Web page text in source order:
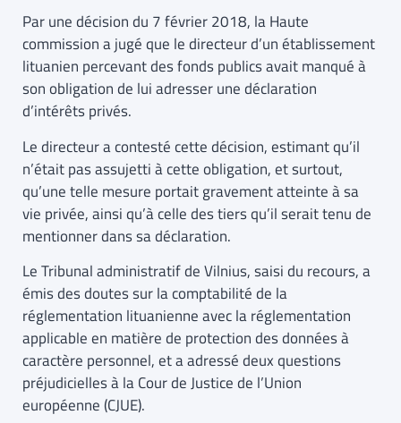
Par une décision du 7 février 2018, la Haute
commission a jugé que le directeur d’un établissement
lituanien percevant des fonds publics avait manqué à
son obligation de lui adresser une déclaration
d’intérêts privés.
Le directeur a contesté cette décision, estimant qu’il
n’était pas assujetti à cette obligation, et surtout,
qu’une telle mesure portait gravement atteinte à sa
vie privée, ainsi qu’à celle des tiers qu’il serait tenu de
mentionner dans sa déclaration.
Le Tribunal administratif de Vilnius, saisi du recours, a
émis des doutes sur la comptabilité de la
réglementation lituanienne avec la réglementation
applicable en matière de protection des données à
caractère personnel, et a adressé deux questions
préjudicielles à la Cour de Justice de l’Union
européenne (CJUE).